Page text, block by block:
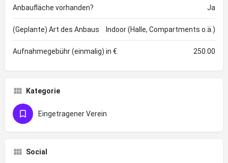
Anbaufläche vorhanden? Ja
(Geplante) Art des Anbaus Indoor (Halle, Compartments o.ä.)
Aufnahmegebühr (einmalig) in € 250.00
Kategorie
Eingetragener Verein
Social